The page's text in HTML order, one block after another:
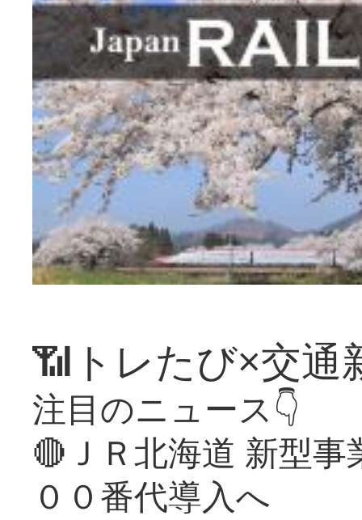
📶トレたび×交通
注目のニュース👇
🔴ＪＲ北海道 新型
００番代導入へ